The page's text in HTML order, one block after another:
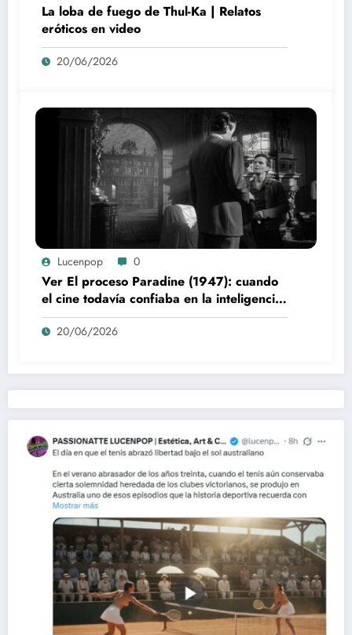
La loba de fuego de Thul-Ka | Relatos
eróticos en video
20/06/2026
Lucenpop 0
Ver El proceso Paradine (1947): cuando
el cine todavía confiaba en la inteligencia
del espectador
20/06/2026